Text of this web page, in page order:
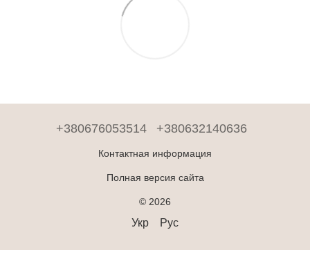
+380676053514 +380632140636
Контактная информация
Полная версия сайта
© 2026
Укр Рус